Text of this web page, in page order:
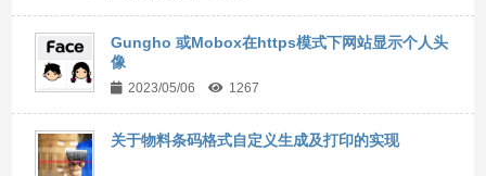
Gungho 或Mobox在https模式下网站显示个人头
像
2023/05/06 1267
关于物料条码格式自定义生成及打印的实现